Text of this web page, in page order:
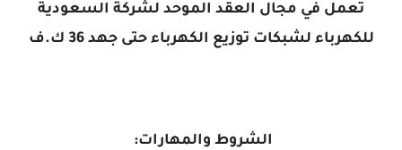
تعمل في مجال العقد الموحد لشركة السعودية
للكهرباء لشبكات توزيع الكهرباء حتى جهد 36 ك.ف
الشروط والمهارات: